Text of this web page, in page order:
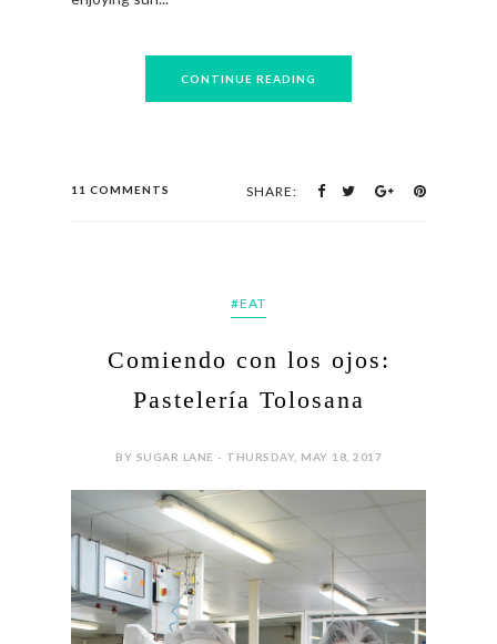
CONTINUE READING
11 COMMENTS SHARE:
#EAT
Comiendo con los ojos:
Pastelería Tolosana
BY SUGAR LANE - THURSDAY, MAY 18, 2017